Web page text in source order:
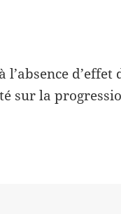
d’effet
sur la